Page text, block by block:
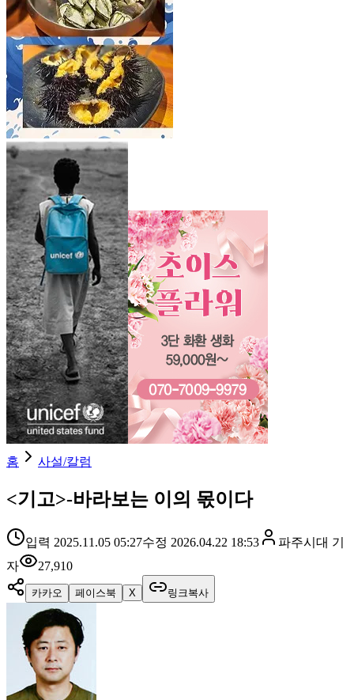
홈 사설/칼럼
<기고>-바라보는 이의 몫이다
입력 2025.11.05 05:27수정 2026.04.22 18:53 파주시대 기
자
27,910
카카오 페이스북 X 링크복사